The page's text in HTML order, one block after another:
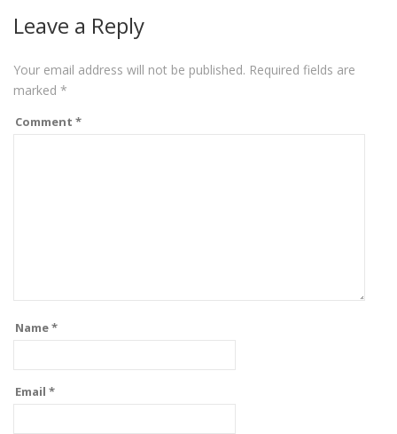
Leave a Reply
Your email address will not be published. Required fields are
marked *
Comment *
Name*
Email *